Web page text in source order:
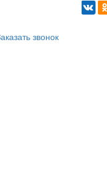
звонок